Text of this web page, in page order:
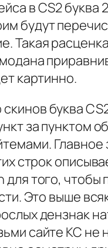
в CS2 буква
будут
картинно.
буква
за пунктом
Главное
строк
того, чтобы
Это выше
дензнак
сайте КС не